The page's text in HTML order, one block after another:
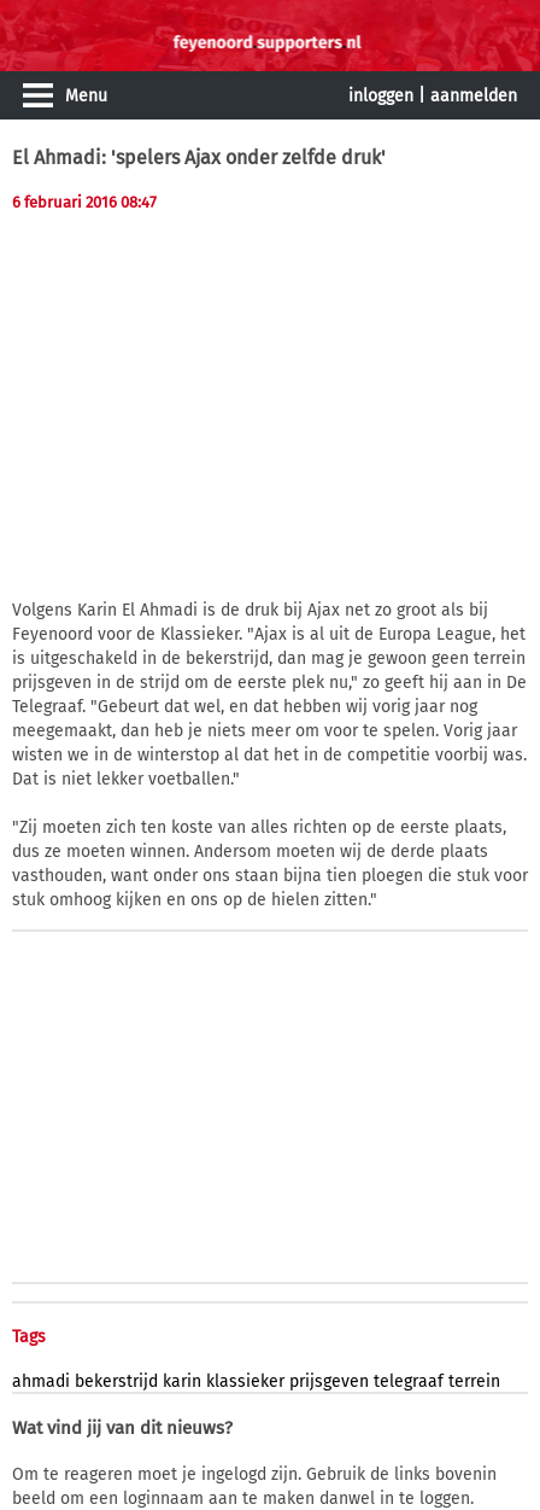
Menu inloggen aanmelden
El Ahmadi: 'spelers Ajax onder zelfde druk'
6 februari 2016 08:47
Volgens Karin El Ahmadi is de druk bij Ajax net zo groot als bij
Feyenoord voor de Klassieker. "Ajax is al uit de Europa League, het
is uitgeschakeld in de bekerstrijd, dan mag je gewoon geen terrein
prijsgeven in de strijd om de eerste plek nu," zo geeft hij aan in De
Telegraaf. "Gebeurt dat wel, en dat hebben wij vorig jaar nog
meegemaakt, dan heb je niets meer om voor te spelen. Vorig jaar
wisten we in de winterstop al dat het in de competitie voorbij was.
Dat is niet lekker voetballen."
"Zij moeten zich ten koste van alles richten op de eerste plaats,
dus ze moeten winnen. Andersom moeten wij de derde plaats
vasthouden, want onder ons staan bijna tien ploegen die stuk voor
stuk omhoog kijken en ons op de hielen zitten."
Tags
ahmadi bekerstrijd karin klassieker prijsgeven telegraaf terrein
Wat vind jij van dit nieuws?
Om te reageren moet je ingelogd zijn. Gebruik de links bovenin
beeld om een loginnaam aan te maken danwel in te loggen.